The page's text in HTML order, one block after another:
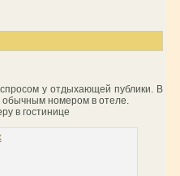
у отдыхающей публики. В
обычным номером в отеле.
в гостинице